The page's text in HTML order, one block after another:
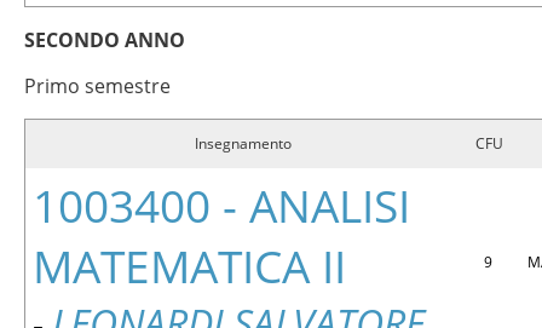
SECONDO ANNO
Primo semestre
Insegnamento CFU
1003400 - ANALISI
MATEMATICA II
9